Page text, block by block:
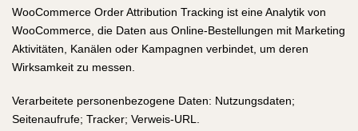
WooCommerce Order Attribution Tracking ist eine Analytik von
WooCommerce, die Daten aus Online-Bestellungen mit Marketing
Aktivitäten, Kanälen oder Kampagnen verbindet, um deren
Wirksamkeit zu messen.
Verarbeitete personenbezogene Daten: Nutzungsdaten;
Seitenaufrufe; Tracker; Verweis-URL.